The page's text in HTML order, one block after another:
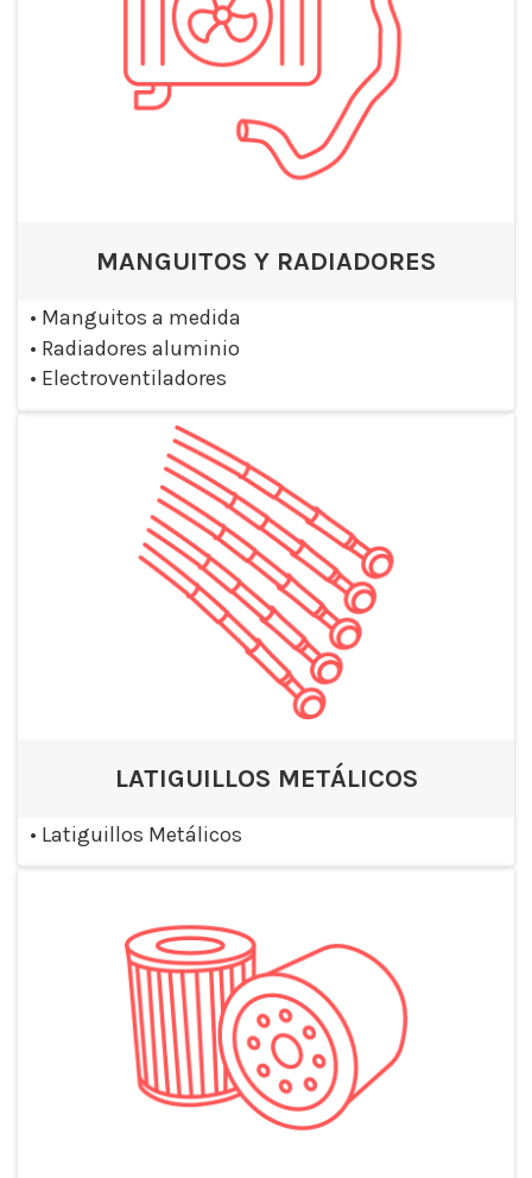
MANGUITOS Y RADIADORES
• Manguitos a medida
• Radiadores aluminio
• Electroventiladores
LATIGUILLOS METÁLICOS
• Latiguillos Metálicos